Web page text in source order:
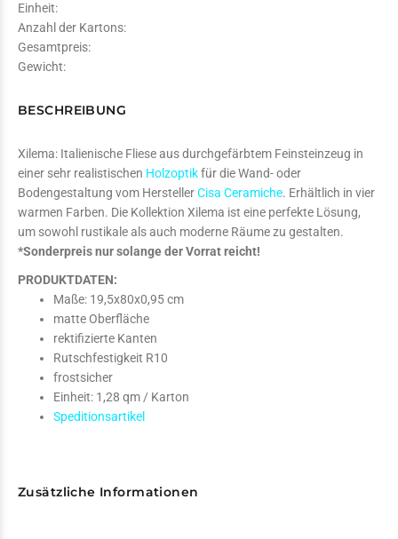
Einheit:
Anzahl der Kartons:
Gesamtpreis:
Gewicht:
BESCHREIBUNG
Xilema: Italienische Fliese aus durchgefärbtem Feinsteinzeug in
einer sehr realistischen Holzoptikfür die Wand- oder
Bodengestaltung vom HerstellerCisa Ceramiche. Erhältlich in vier
warmen Farben. Die Kollektion Xilema ist eine perfekte Lösung,
um sowohl rustikale als auch moderne Räume zu gestalten.
*Sonderpreis nur solange der Vorrat reicht!
PRODUKTDATEN:
Maße: 19,5x80x0,95 cm
matte Oberfläche
rektifizierte Kanten
Rutschfestigkeit R10
frostsicher
Einheit: 1,28 qm / Karton
Speditionsartikel
Zusätzliche Informationen